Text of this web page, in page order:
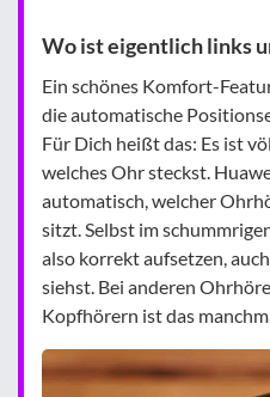
Wo ist eigentlich links
Ein schönes Komfort-
die automatische
Für Dich heißt das: Es ist
welches Ohr steckst.
automatisch, welcher
sitzt. Selbst im
also korrekt aufsetzen,
siehst. Bei anderen
Kopfhörern ist das